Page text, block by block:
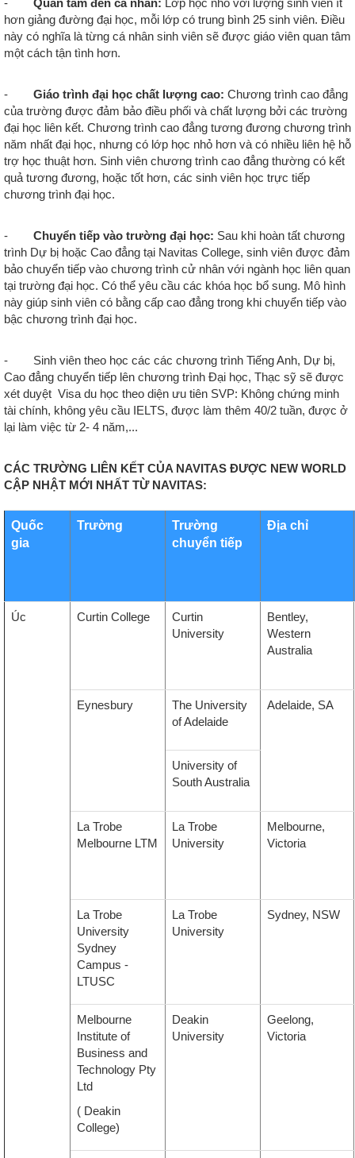
- Quan tâm đến cá nhân: Lớp học nhỏ với lượng sinh viên ít
hơn giảng đường đại học, mỗi lớp có trung bình 25 sinh viên. Điều
này có nghĩa là từng cá nhân sinh viên sẽ được giáo viên quan tâm
một cách tận tình hơn.
- Giáo trình đại học chất lượng cao: Chương trình cao đẳng
của trường được đảm bảo điều phối và chất lượng bởi các trường
đại học liên kết. Chương trình cao đẳng tương đương chương trình
năm nhất đại học, nhưng có lớp học nhỏ hơn và có nhiều liên hệ hỗ
trợ học thuật hơn. Sinh viên chương trình cao đẳng thường có kết
quả tương đương, hoặc tốt hơn, các sinh viên học trực tiếp
chương trình đại học.
- Chuyển tiếp vào trường đại học: Sau khi hoàn tất chương
trình Dự bị hoặc Cao đẳng tại Navitas College, sinh viên được đảm
bảo chuyển tiếp vào chương trình cử nhân với ngành học liên quan
tại trường đại học. Có thể yêu cầu các khóa học bổ sung. Mô hình
này giúp sinh viên có bằng cấp cao đẳng trong khi chuyển tiếp vào
bậc chương trình đại học.
- Sinh viên theo học các các chương trình Tiếng Anh, Dự bị,
Cao đẳng chuyển tiếp lên chương trình Đại học, Thạc sỹ sẽ được
xét duyệt Visa du học theo diện ưu tiên SVP: Không chứng minh
tài chính, không yêu cầu IELTS, được làm thêm 40/2 tuần, được ở
lại làm việc từ 2- 4 năm,...
CÁC TRƯỜNG LIÊN KẾT CỦA NAVITAS ĐƯỢC NEW WORLD
CẬP NHẬT MỚI NHẤT TỪ NAVITAS:
Quốc
gia
Trường
Trường
chuyển tiếp
Địa chỉ
Úc Curtin College
Curtin
University
Bentley,
Western
Australia
Eynesbury
The University
of Adelaide
Adelaide, SA
University of
South Australia
La Trobe
Melbourne LTM
La Trobe
University
Melbourne,
Victoria
La Trobe
University
Sydney
Campus -
LTUSC
La Trobe
University
Sydney, NSW
Melbourne
Institute of
Business and
Technology Pty
Ltd
( Deakin
College)
Deakin
University
Geelong,
Victoria